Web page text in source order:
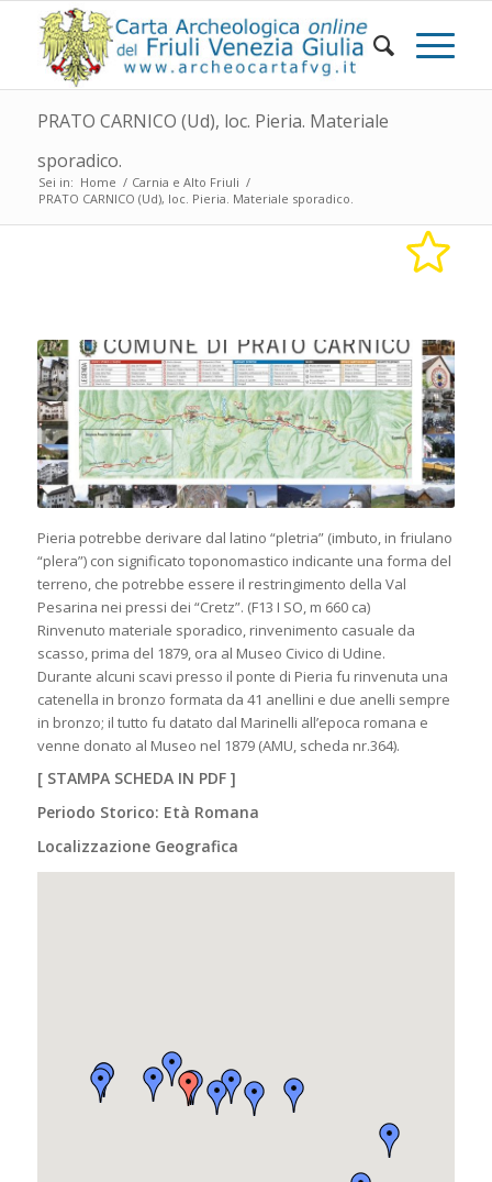
PRATO CARNICO (Ud), loc. Pieria. Materiale
sporadico.
Sei in: Home / Carnia e Alto Friuli /
PRATO CARNICO (Ud), loc. Pieria. Materiale sporadico.
Pieria potrebbe derivare dal latino “pletria” (imbuto, in friulano
“plera”) con significato toponomastico indicante una forma del
terreno, che potrebbe essere il restringimento della Val
Pesarina nei pressi dei “Cretz”. (F13 I SO, m 660 ca)
Rinvenuto materiale sporadico, rinvenimento casuale da
scasso, prima del 1879, ora al Museo Civico di Udine.
Durante alcuni scavi presso il ponte di Pieria fu rinvenuta una
catenella in bronzo formata da 41 anellini e due anelli sempre
in bronzo; il tutto fu datato dal Marinelli all’epoca romana e
venne donato al Museo nel 1879 (AMU, scheda nr.364).
[ STAMPA SCHEDA IN PDF]
Periodo Storico: Età Romana
Localizzazione Geografica